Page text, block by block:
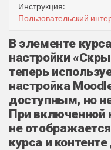
Инструкция:
Пользовательский
В элементе
настройки
теперь
настройка
доступным, но
При включенной
не
курса и